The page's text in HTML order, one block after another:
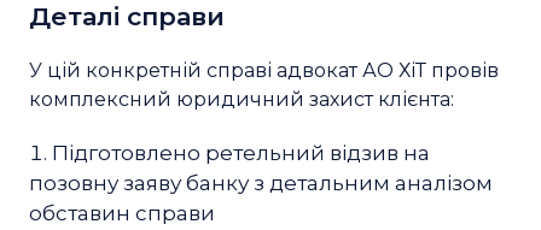
Деталі справи
У цій конкретній справі адвокат АО ХіТ провів
комплексний юридичний захист клієнта:
Підготовлено ретельний відзив на
позовну заяву банку з детальним аналізом
обставин справи